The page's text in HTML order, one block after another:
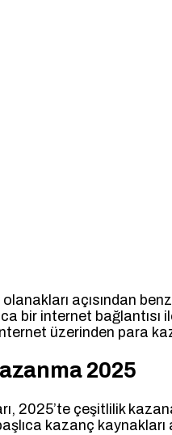
açısından
bir internet
üzerinden para
2025
2025’te çeşitlilik
kazanç kaynakları